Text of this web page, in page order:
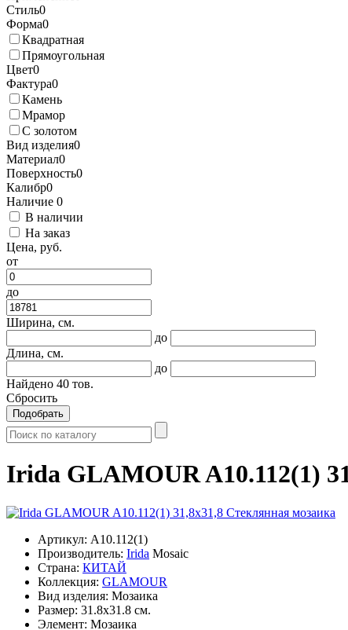
Стиль0
Форма0
Квадратная
Прямоугольная
Цвет0
Фактура0
Камень
Мрамор
С золотом
Вид изделия0
Материал0
Поверхность0
Калибр0
Наличие 0
В наличии
На заказ
Цена, руб.
от
до
Ширина, см.
до
Длина, см.
до
Найдено 40 тов.
Сбросить
Подобрать
Irida GLAMOUR A10.112(1)
Артикул: A10.112(1)
Производитель: Irida Mosaic
Страна: КИТАЙ
Коллекция: GLAMOUR
Вид изделия: Мозаика
Размер: 31.8x31.8 см.
Элемент: Мозаика